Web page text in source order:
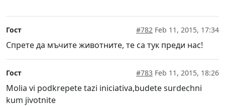
Гост #782 Feb 11, 2015, 17:34
Спрете да мъчите животните, те са тук преди нас!
Гост #783 Feb 11, 2015, 18:26
Molia vi podkrepete tazi iniciativa,budete surdechni
kum jivotnite